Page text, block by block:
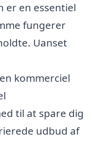
er en essentiel
fungerer
Uanset
kommerciel
til at spare dig
udbud af